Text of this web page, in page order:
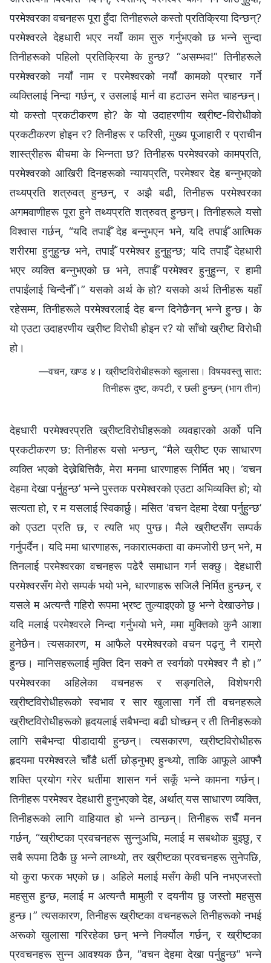
परमेश्‍वरका वचनहरू पूरा हुँदा तिनीहरूले कस्तो प्रतिक्रिया दिन्छन्?
परमेश्‍वरले देहधारी भएर नयाँ काम सुरु गर्नुभएको छ भन्‍ने सुन्दा
तिनीहरूको पहिलो प्रतिक्रिया के हुन्छ? “असम्भव!” तिनीहरूले
परमेश्‍वरको नयाँ नाम र परमेश्‍वरको नयाँ कामको प्रचार गर्ने
व्यक्तिलाई निन्दा गर्छन्, र उसलाई मार्न वा हटाउन समेत चाहन्छन्।
यो कस्तो प्रकटीकरण हो? के यो उदाहरणीय ख्रीष्ट-विरोधीको
प्रकटीकरण होइन र? तिनीहरू र फरिसी, मुख्य पूजाहारी र प्राचीन
शास्त्रीहरू बीचमा के भिन्‍नता छ? तिनीहरू परमेश्‍वरको कामप्रति,
परमेश्‍वरको आखिरी दिनहरूको न्यायप्रति, परमेश्‍वर देह बन्‍नुभएको
तथ्यप्रति शत्रुवत् हुन्छन्, र अझै बढी, तिनीहरू परमेश्‍वरका
अगमवाणीहरू पूरा हुने तथ्यप्रति शत्रुवत् हुन्छन्। तिनीहरूले यसो
विश्‍वास गर्छन्, “यदि तपाईँ देह बन्‍नुभएन भने, यदि तपाईँ आत्मिक
शरीरमा हुनुहुन्छ भने, तपाईँ परमेश्‍वर हुनुहुन्छ; यदि तपाईँ देहधारी
भएर व्यक्ति बन्‍नुभएको छ भने, तपाईँ परमेश्‍वर हुनुहुन्‍न, र हामी
तपाईंलाई चिन्दैनौँ।” यसको अर्थ के हो? यसको अर्थ तिनीहरू यहाँ
रहेसम्‍म, तिनीहरूले परमेश्‍वरलाई देह बन्‍न दिनेछैनन् भन्‍ने हुन्छ। के
यो एउटा उदाहरणीय ख्रीष्ट विरोधी होइन र? यो साँचो ख्रीष्ट विरोधी
हो।
—वचन, खण्ड ४। ख्रीष्टविरोधीहरूको खुलासा। विषयवस्तु सात:
तिनीहरू दुष्ट, कपटी, र छली हुन्छन् (भाग तीन)
देहधारी परमेश्‍वरप्रति ख्रीष्टविरोधीहरूको व्यवहारको अर्को पनि
प्रकटीकरण छ: तिनीहरू यसो भन्छन्, “मैले ख्रीष्ट एक साधारण
व्यक्ति भएको देख्नेबित्तिकै, मेरा मनमा धारणाहरू निर्मित भए। ‘वचन
देहमा देखा पर्नुहुन्छ’ भन्‍ने पुस्तक परमेश्‍वरको एउटा अभिव्यक्ति हो; यो
सत्यता हो, र म यसलाई स्विकार्छु। मसित ‘वचन देहमा देखा पर्नुहुन्छ’
को एउटा प्रति छ, र त्यति भए पुग्छ। मैले ख्रीष्टसँग सम्पर्क
गर्नुपर्दैन। यदि ममा धारणाहरू, नकारात्मकता वा कमजोरी छन् भने, म
तिनलाई परमेश्‍वरका वचनहरू पढेरै समाधान गर्न सक्छु। देहधारी
परमेश्‍वरसँग मेरो सम्पर्क भयो भने, धारणाहरू सजिलै निर्मित हुन्छन्, र
यसले म अत्यन्तै गहिरो रूपमा भ्रष्ट तुल्याइएको छु भन्‍ने देखाउनेछ।
यदि मलाई परमेश्‍वरले निन्दा गर्नुभयो भने, ममा मुक्तिको कुनै आशा
हुनेछैन। त्यसकारण, म आफैले परमेश्‍वरको वचन पढ्नु नै राम्रो
हुन्छ। मानिसहरूलाई मुक्ति दिन सक्ने त स्वर्गको परमेश्‍वर नै हो।”
परमेश्‍वरका अहिलेका वचनहरू र सङ्गतिले, विशेषगरी
ख्रीष्टविरोधीहरूको स्वभाव र सार खुलासा गर्ने ती वचनहरूले
ख्रीष्टविरोधीहरूको हृदयलाई सबैभन्दा बढी घोच्छन् र ती तिनीहरूको
लागि सबैभन्दा पीडादायी हुन्छन्। त्यसकारण, ख्रीष्टविरोधीहरू
हृदयमा परमेश्‍वरले चाँडै धर्ती छोड्नुभए हुन्थ्यो, ताकि आफूले आफ्नै
शक्ति प्रयोग गरेर धर्तीमा शासन गर्न सकूँ भन्‍ने कामना गर्छन्।
तिनीहरू परमेश्‍वर देहधारी हुनुभएको देह, अर्थात् यस साधारण व्यक्ति,
तिनीहरूको लागि वाहियात हो भन्‍ने ठान्छन्। तिनीहरू सधैँ मनन
गर्छन्, “ख्रीष्टका प्रवचनहरू सुन्नुअघि, मलाई म सबथोक बुझ्छु, र
सबै रूपमा ठिकै छु भन्‍ने लाग्थ्यो, तर ख्रीष्टका प्रवचनहरू सुनेपछि,
यो कुरा फरक भएको छ। अहिले मलाई मसँग केही पनि नभएजस्तो
महसुस हुन्छ, मलाई म अत्यन्तै मामुली र दयनीय छु जस्तो महसुस
हुन्छ।” त्यसकारण, तिनीहरू ख्रीष्टका वचनहरूले तिनीहरूको नभई
अरूको खुलासा गरिरहेका छन् भन्‍ने निर्क्योल गर्छन्, र ख्रीष्टका
प्रवचनहरू सुन्‍न आवश्यक छैन, “वचन देहमा देखा पर्नुहुन्छ” भन्‍ने